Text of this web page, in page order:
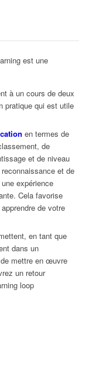
est une
à un cours de deux
pratique qui est utile
en termes de
de
et de niveau
et de
expérience
Cela favorise
de votre
en tant que
dans un
mettre en œuvre
un retour
loop